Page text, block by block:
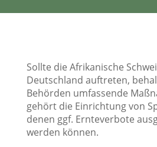
Sollte die Afrikanische
Deutschland auftreten,
Behörden umfassende
gehört die Einrichtung von
denen ggf. Ernteverbote
werden können.